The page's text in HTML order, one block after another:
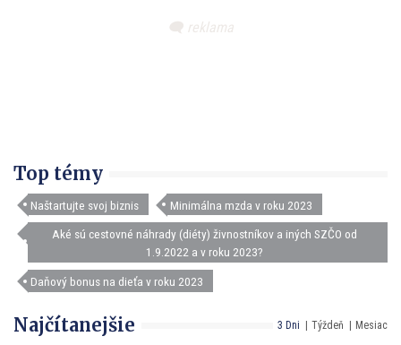
Top témy
Naštartujte svoj biznis Minimálna mzda v roku 2023
Aké sú cestovné náhrady (diéty) živnostníkov a iných SZČO od
1.9.2022 a v roku 2023?
Daňový bonus na dieťa v roku 2023
3 Dni Týždeň Mesiac
Najčítanejšie